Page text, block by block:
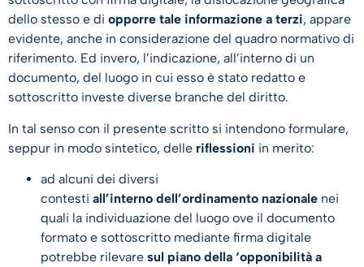
dello stesso e di opporre tale informazione a terzi, appare
evidente, anche in considerazione del quadro normativo di
riferimento. Ed invero, l’indicazione, all’interno di un
documento, del luogo in cui esso è stato redatto e
sottoscritto investe diverse branche del diritto.
In tal senso con il presente scritto si intendono formulare,
seppur in modo sintetico, delle riflessioni in merito:
ad alcuni dei diversi
contesti all’interno dell’ordinamento nazionale nei
quali la individuazione del luogo ove il documento
formato e sottoscritto mediante firma digitale
potrebbe rilevare sul piano della ‘opponibilità a